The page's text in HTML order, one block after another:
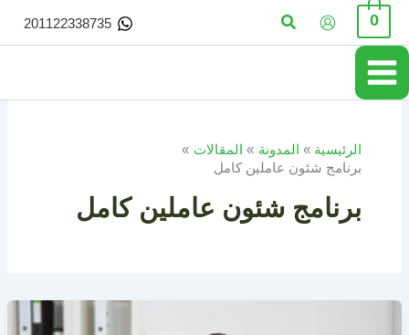
تخطي
المحتوى
0 البحث 201122338735
الرئيسية المدونة
المقالات
برنامج شئون عاملين كامل
برنامج شئون عاملين كامل